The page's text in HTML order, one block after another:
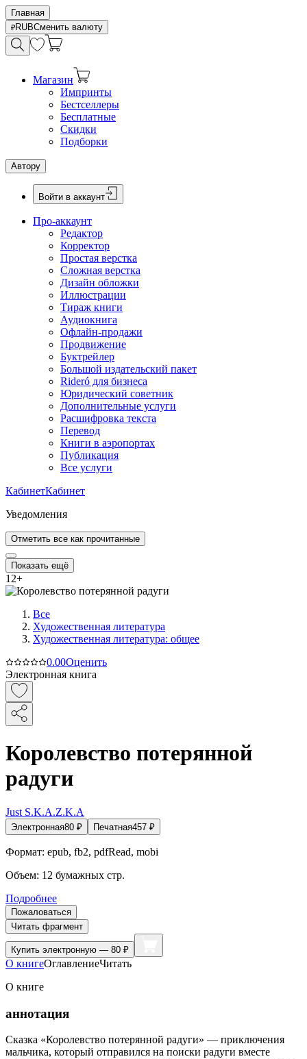
Главная
RUBСменить валюту
Магазин
Импринты
Бестселлеры
Бесплатные
Скидки
Подборки
Автору
Войти в аккаунт
Про-аккаунт
Редактор
Корректор
Простая верстка
Сложная верстка
Дизайн обложки
Иллюстрации
Тираж книги
Аудиокнига
Офлайн-продажи
Продвижение
Буктрейлер
Большой издательский пакет
Rideró для бизнеса
Юридический советник
Дополнительные услуги
Расшифровка текста
Перевод
Книги в аэропортах
Публикация
Все услуги
КабинетКабинет
Уведомления
Отметить все как прочитанные
Показать ещё
12+
Все
Художественная литература
Художественная литература: общее
0.00Оценить
Электронная книга
Королевство потерянной
радуги
Just S.K.A.Z.K.A
Электронная80 ₽ Печатная457 ₽
Формат: epub, fb2, pdfRead, mobi
Объем: 12 бумажных стр.
Подробнее
Пожаловаться
Читать фрагмент
Купить электронную — 80 ₽
О книгеОглавлениеЧитать
О книге
аннотация
Сказка «Королевство потерянной радуги» — приключения
мальчика, который отправился на поиски радуги вместе